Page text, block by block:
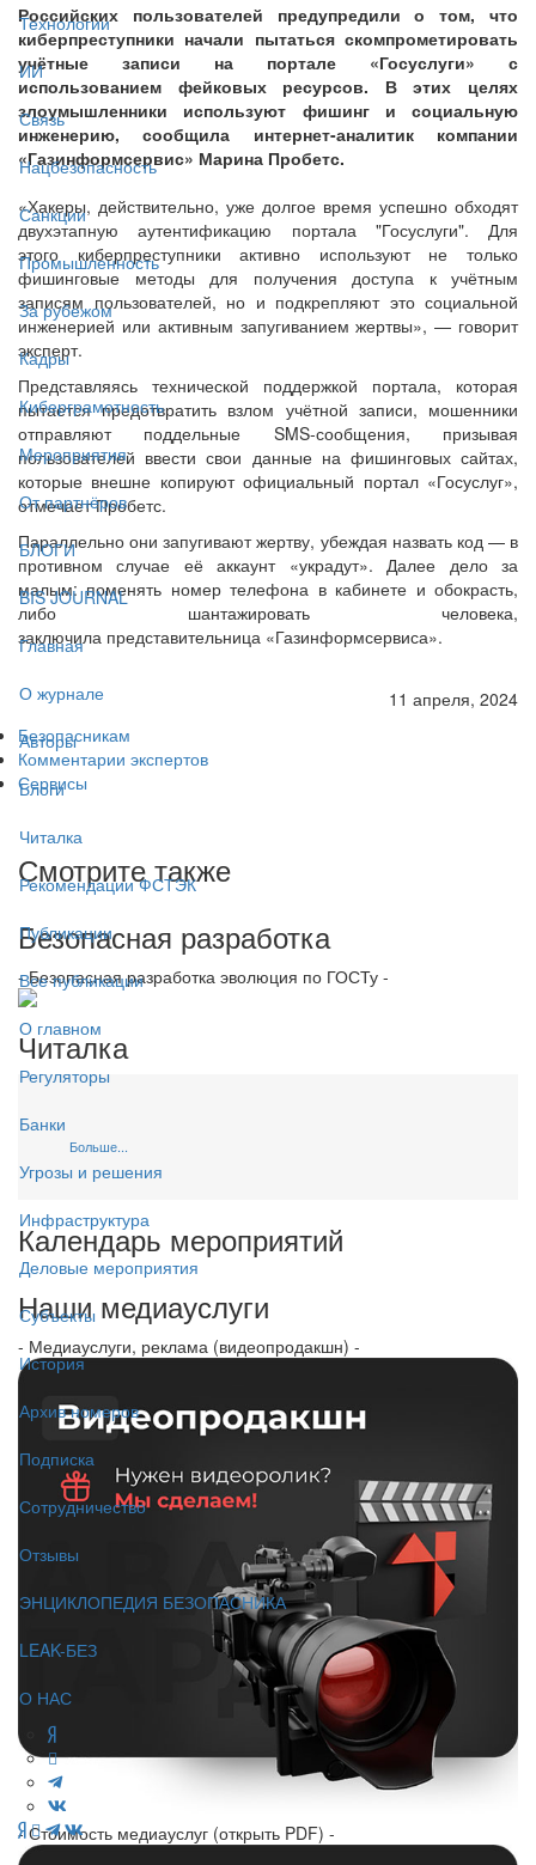
Технологии
ИИ
Связь
Нацбезопасность
Санкции
Промышленность
За рубежом
Кадры
Киберграмотность
Мероприятия
От партнёров
БЛОГИ
BIS JOURNAL
Главная
О журнале
Авторы
Блоги
Читалка
Рекомендации ФСТЭК
Публикации
Все публикации
О главном
Регуляторы
Банки
Угрозы и решения
Инфраструктура
Деловые мероприятия
Субъекты
История
Архив номеров
Подписка
Сотрудничество
Отзывы
ЭНЦИКЛОПЕДИЯ БЕЗОПАСНИКА
LEAK-БЕЗ
О НАС
Российских пользователей предупредили о том, что
киберпреступники начали пытаться скомпрометировать
учётные записи на портале «Госуслуги» с
использованием фейковых ресурсов. В этих целях
злоумышленники используют фишинг и социальную
инженерию, сообщила интернет-аналитик компании
«Газинформсервис» Марина Пробетс.
«Хакеры, действительно, уже долгое время успешно обходят
двухэтапную аутентификацию портала "Госуслуги". Для
этого киберпреступники активно используют не только
фишинговые методы для получения доступа к учётным
записям пользователей, но и подкрепляют это социальной
инженерией или активным запугиванием жертвы», — говорит
эксперт.
Представляясь технической поддержкой портала, которая
пытается предотвратить взлом учётной записи, мошенники
отправляют поддельные SMS-сообщения, призывая
пользователей ввести свои данные на фишинговых сайтах,
которые внешне копируют официальный портал «Госуслуг»,
отмечает Пробетс.
Параллельно они запугивают жертву, убеждая назвать код — в
противном случае её аккаунт «украдут». Далее дело за
малым: поменять номер телефона в кабинете и обокрасть,
либо шантажировать человека,
заключила представительница «Газинформсервиса».
11 апреля, 2024
Безопасникам
Комментарии экспертов
Сервисы
Смотрите также
Безопасная разработка
- Безопасная разработка эволюция по ГОСТу -
Читалка
Больше...
Календарь мероприятий
Наши медиауслуги
- Медиауслуги, реклама (видеопродакшн) -
- Стоимость медиауслуг (открыть PDF) -